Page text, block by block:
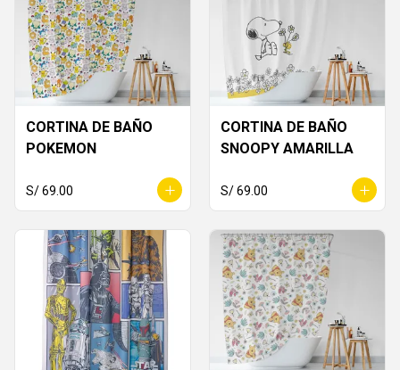
CORTINA DE BAÑO
POKEMON
S/ 69.00
CORTINA DE BAÑO
SNOOPY AMARILLA
S/ 69.00